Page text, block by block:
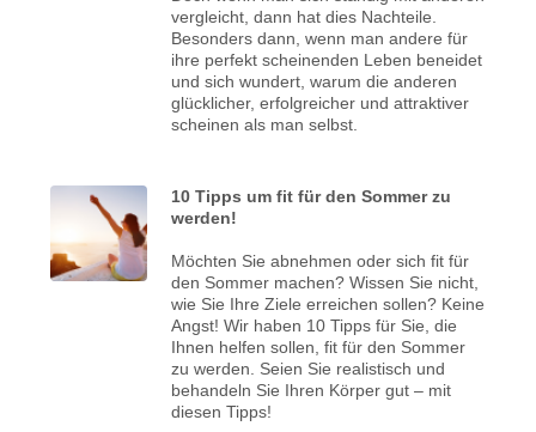
vergleicht, dann hat dies Nachteile.
Besonders dann, wenn man andere für
ihre perfekt scheinenden Leben beneidet
und sich wundert, warum die anderen
glücklicher, erfolgreicher und attraktiver
scheinen als man selbst.
10 Tipps um fit für den Sommer zu
werden!
Möchten Sie abnehmen oder sich fit für
den Sommer machen? Wissen Sie nicht,
wie Sie Ihre Ziele erreichen sollen? Keine
Angst! Wir haben 10 Tipps für Sie, die
Ihnen helfen sollen, fit für den Sommer
zu werden. Seien Sie realistisch und
behandeln Sie Ihren Körper gut – mit
diesen Tipps!